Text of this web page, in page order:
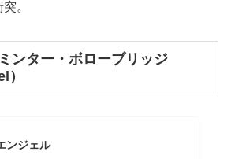
。
ンター・ボローブリッジ
）
ンジェル